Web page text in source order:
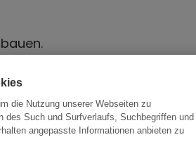
die Nutzung unserer Webseiten zu
des Such und Surfverlaufs, Suchbegriffen und
angepasste Informationen anbieten zu